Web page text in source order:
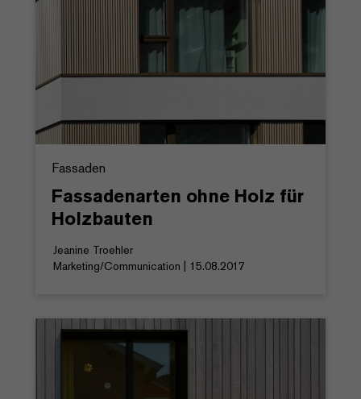
Fassaden
Fassadenarten ohne Holz für
Holzbauten
Jeanine Troehler
Marketing/Communication | 15.08.2017